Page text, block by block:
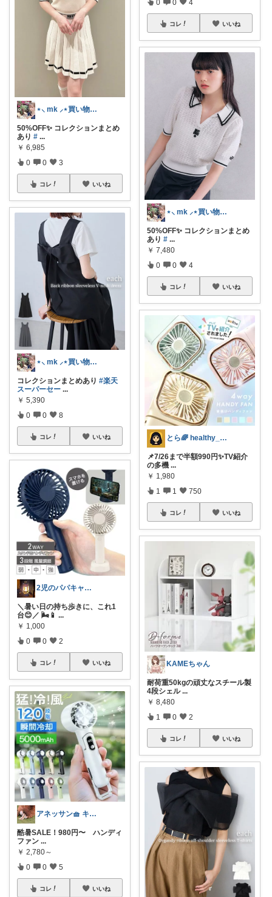
⋆⸜ mk ⸝⋆買い物は楽天で
50%OFF✨ コレクションまとめ
あり # ...
￥ 6,985
0 0 3
コレ いいね
⋆⸜ mk ⸝⋆買い物は楽天で
コレクションまとめあり #楽天
スーパーセー ...
￥ 5,390
0 0 8
コレ いいね
2児のパパキャンパー
＼暑い日の持ち歩きに、これ1
台😊／ 🌬️📱 ...
￥ 1,000
0 0 2
コレ いいね
アネッサン🧺 キッチンと暮らしの実用品
酷暑SALE！980円〜 ハンディ
ファン ...
￥ 2,780～
0 0 5
コレ いいね
0 0 4
コレ いいね
⋆⸜ mk ⸝⋆買い物は楽天で
50%OFF✨ コレクションまとめ
あり # ...
￥ 7,480
0 0 4
コレ いいね
とら🌈 healthy_simple
📌7/26まで半額990円✨TV紹介
の多機 ...
￥ 1,980
1 1 750
コレ いいね
KAMEちゃん
耐荷重50kgの頑丈なスチール製
4段シェル ...
￥ 8,480
1 0 2
コレ いいね